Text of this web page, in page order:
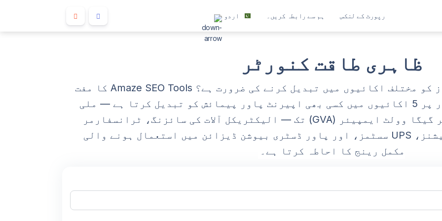
رپورٹ کے لنکس ہم سے رابطہ کریں۔ اردو
Deutsch
English
Español
ગુજરાતી
മലയാളം
ظاہری طاقت کنورٹر
کیا آپ کو اپیرنٹ پاور ویلیوز کو مختلف اکائیوں میں تبدیل کرنے کی ضرورت ہے؟ Amaze SEO Tools کا مفت
اپیرنٹ پاور کنورٹر فوری طور پر 5 اکائیوں میں کسی بھی اپیرنٹ پاور پیمائش کو تبدیل کرتا ہے — ملی
وولٹ ایمپیئر (mVA) سے لے کر گیگا وولٹ ایمپیئر (GVA) تک — الیکٹریکل آلات کی سائزنگ، ٹرانسفارمر
ریٹنگز، جنریٹر اسپیسیفیکیشنز، UPS سسٹمز، اور پاور ڈسٹری بیوشن ڈیزائن میں استعمال ہونے والی
مکمل رینج کا احاطہ کرتا ہے۔